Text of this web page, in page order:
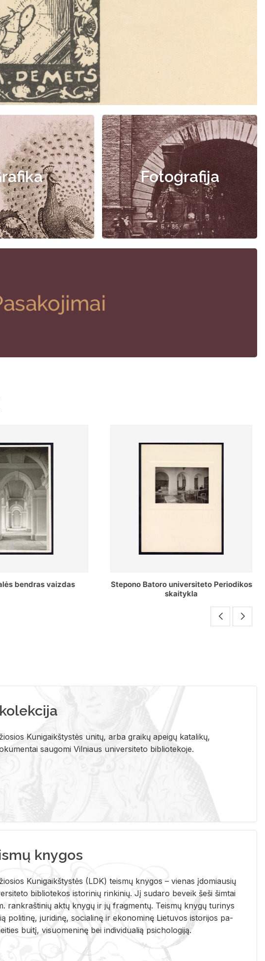
Fotografija
universiteto Periodikos
Periodikos skaitykla Stepono Batoro
universiteto bibliotekoje
Kunigaikštystės unitų, arba graikų apeigų katalikų,
saugomi Vilniaus universiteto bibliotekoje.
knygos
Ku­ni­gaikš­tys­tės (LDK) teis­mų kny­gos – vie­nas įdo­miau­sių
bi­b­lio­te­kos is­to­ri­nių rin­ki­nių. Jį su­da­ro be­veik šeši šim­tai
rank­raš­ti­nių aktų kny­gų ir jų frag­men­tų. Teis­mų kny­gų tu­ri­nys
po­li­ti­nę, ju­ri­di­nę, so­cia­li­nę ir eko­no­mi­nę Lie­tu­vos is­to­ri­jos pa­
bui­tį, vi­suo­me­ni­nę bei in­di­vi­dua­lią psi­cho­lo­gi­ją.